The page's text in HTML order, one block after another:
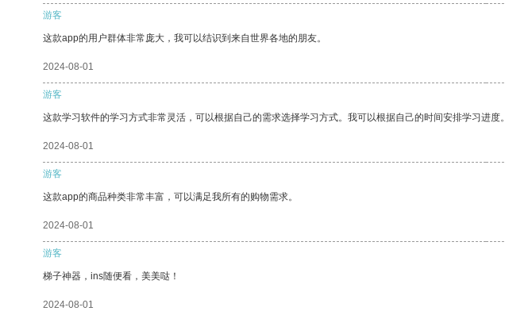
游客
这款app的用户群体非常庞大，我可以结识到来自世界各地的朋友。
2024-08-01
游客
这款学习软件的学习方式非常灵活，可以根据自己的需求选择学习方式。我可以根据自己的时间安排学习进度。
2024-08-01
游客
这款app的商品种类非常丰富，可以满足我所有的购物需求。
2024-08-01
游客
梯子神器，ins随便看，美美哒！
2024-08-01